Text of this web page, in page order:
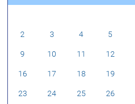
2 3 4 5
9 10 11 12
16 17 18 19
23 24 25 26